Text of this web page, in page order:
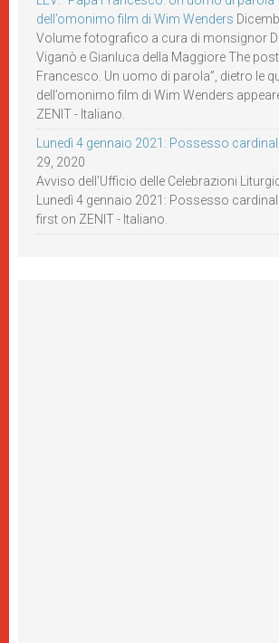
dell’omonimo film di Wim Wenders
Volume fotografico a cura di monsignor
Viganò e Gianluca della Maggiore The post
Francesco. Un uomo di parola”, dietro le
dell’omonimo film di Wim Wenders
ZENIT - Italiano.
Lunedì 4 gennaio 2021: Possesso
29, 2020
Avviso dell’Ufficio delle Celebrazioni
Lunedì 4 gennaio 2021: Possesso
first on ZENIT - Italiano.